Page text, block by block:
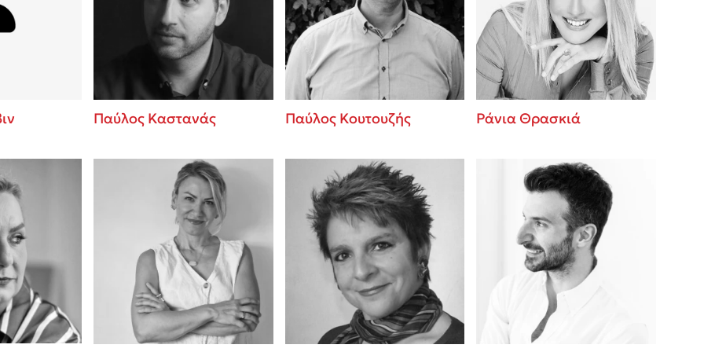
Baccalario
Εύκολη συνταγή για chicken BBQ pizza
από τον Άκη Πετρετζίκη!
3 βιβλία που μπορείς να διαβάσεις σε
μια μέρα!
Διακοπές με τα παιδιά: Η ανάγκη μας για
παύση σε μετωπική σύγκρουση με τη
Πάνω, κάτω, μπροστά, πίσω; Κάνε το
τεστ και ανακάλυψε την τάση σου!
Παύλος Καστανάς Παύλος Κουτουζής Ράνια Θρασκιά